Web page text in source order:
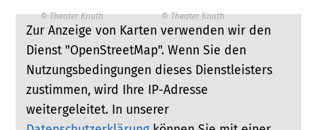
© Theater Knuth © Theater Knuth
Zur Anzeige von Karten verwenden wir den
Dienst "OpenStreetMap". Wenn Sie den
Nutzungsbedingungen dieses Dienstleisters
zustimmen, wird Ihre IP-Adresse
weitergeleitet. In unserer